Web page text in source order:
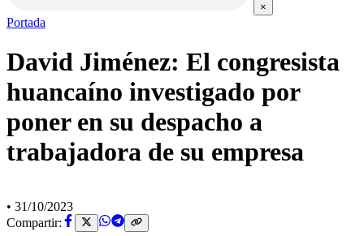
×
Portada
David Jiménez: El congresista
huancaíno investigado por
poner en su despacho a
trabajadora de su empresa
• 31/10/2023
Compartir: